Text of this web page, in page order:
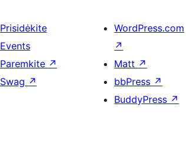
Prisidėkite
Events
Paremkite ↗
Swag ↗
WordPress.com
↗
Matt ↗
bbPress ↗
BuddyPress ↗